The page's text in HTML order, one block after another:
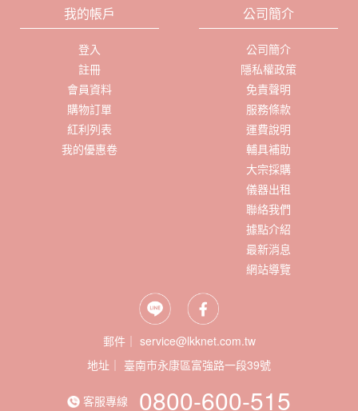
我的帳戶
登入
註冊
會員資料
購物訂單
紅利列表
我的優惠卷
公司簡介
公司簡介
隱私權政策
免責聲明
服務條款
運費說明
輔具補助
大宗採購
儀器出租
聯絡我們
據點介紹
最新消息
網站導覽
郵件｜ service@lkknet.com.tw
地址｜
客服專線 0800-600-515